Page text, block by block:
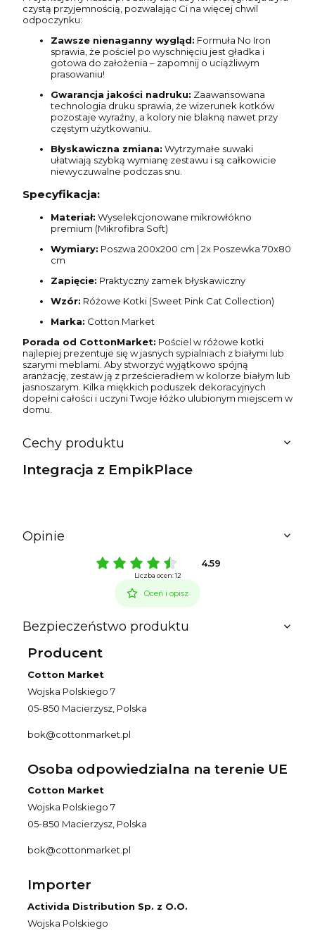
czystą przyjemnością, pozwalając Ci na więcej chwil
odpoczynku:
Zawsze nienaganny wygląd: Formuła No Iron
sprawia, że pościel po wyschnięciu jest gładka i
gotowa do założenia – zapomnij o uciążliwym
prasowaniu!
Gwarancja jakości nadruku: Zaawansowana
technologia druku sprawia, że wizerunek kotków
pozostaje wyraźny, a kolory nie blakną nawet przy
częstym użytkowaniu.
Błyskawiczna zmiana: Wytrzymałe suwaki
ułatwiają szybką wymianę zestawu i są całkowicie
niewyczuwalne podczas snu.
Specyfikacja:
Materiał: Wyselekcjonowane mikrowłókno
premium (Mikrofibra Soft)
Wymiary: Poszwa 200x200 cm | 2x Poszewka 70x80
cm
Zapięcie: Praktyczny zamek błyskawiczny
Wzór: Różowe Kotki (Sweet Pink Cat Collection)
Marka: Cotton Market
Porada od CottonMarket: Pościel w różowe kotki
najlepiej prezentuje się w jasnych sypialniach z białymi lub
szarymi meblami. Aby stworzyć wyjątkowo spójną
aranżację, zestaw ją z prześcieradłem w kolorze białym lub
jasnoszarym. Kilka miękkich poduszek dekoracyjnych
dopełni całości i uczyni Twoje łóżko ulubionym miejscem w
domu.
Cechy produktu
Integracja z EmpikPlace
Opinie
4.59
Liczba ocen: 12
Oceń i opisz
Bezpieczeństwo produktu
Producent
Cotton Market
Wojska Polskiego 7
05-850 Macierzysz, Polska
bok@cottonmarket.pl
Osoba odpowiedzialna na terenie UE
Cotton Market
Wojska Polskiego 7
05-850 Macierzysz, Polska
bok@cottonmarket.pl
Importer
Activida Distribution Sp. z O.O.
Wojska Polskiego